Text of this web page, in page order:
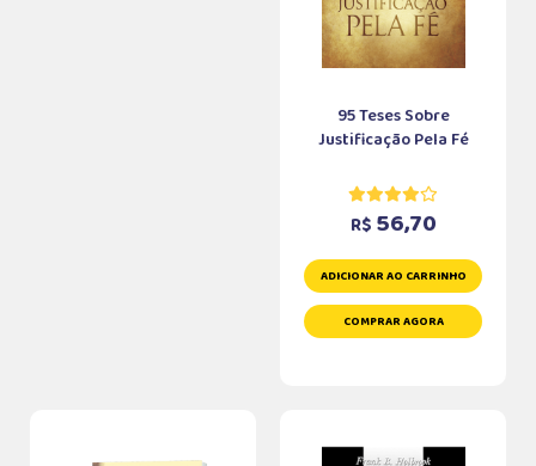
95 Teses Sobre
Justificação Pela Fé
R$ 56,70
ADICIONAR AO CARRINHO
COMPRAR AGORA